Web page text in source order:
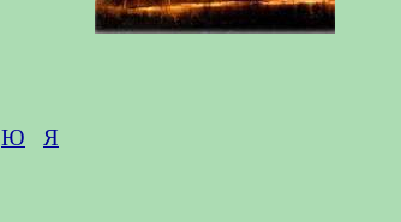
Ю
Я